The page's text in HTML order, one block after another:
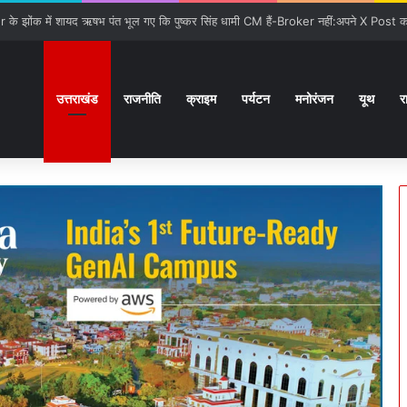
उत्तराखंड राजनीति क्राइम पर्यटन मनोरंजन यूथ